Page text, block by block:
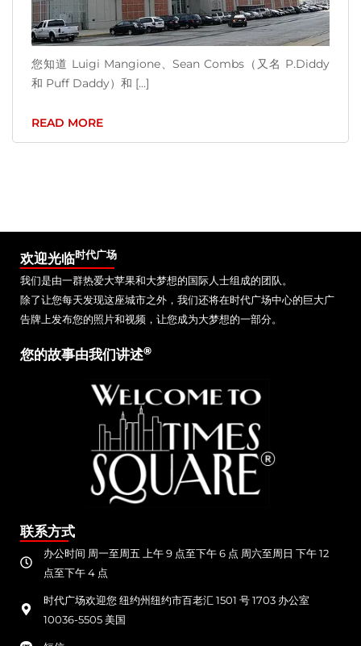
您知道 Luigi Mangione、Sean Combs（又名 P.Diddy
和 Puff Daddy）和 [...]
READ MORE
欢迎光临时代广场
我们是由一群热爱大苹果和大梦想的国际人士组成的团队。
除了让您每天发现这座城市之外，我们还将在时代广场中心的巨大广
告牌上发布您的照片和视频，让您成为大梦想的一部分。
您的故事由我们讲述®
联系方式
办公时间 周一至周五 上午 9 点至下午 6 点 周六至周日 下午 12
点至下午 4 点
时代广场欢迎您 纽约州纽约市百老汇 1501 号 1703 办公室
10036-5505 美国